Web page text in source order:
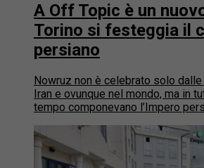
A Off Topic è un
Torino si festeggia il
persiano
Nowruz non è celebrato solo dalle
Iran e ovunque nel mondo, ma in
tempo componevano l’Impero